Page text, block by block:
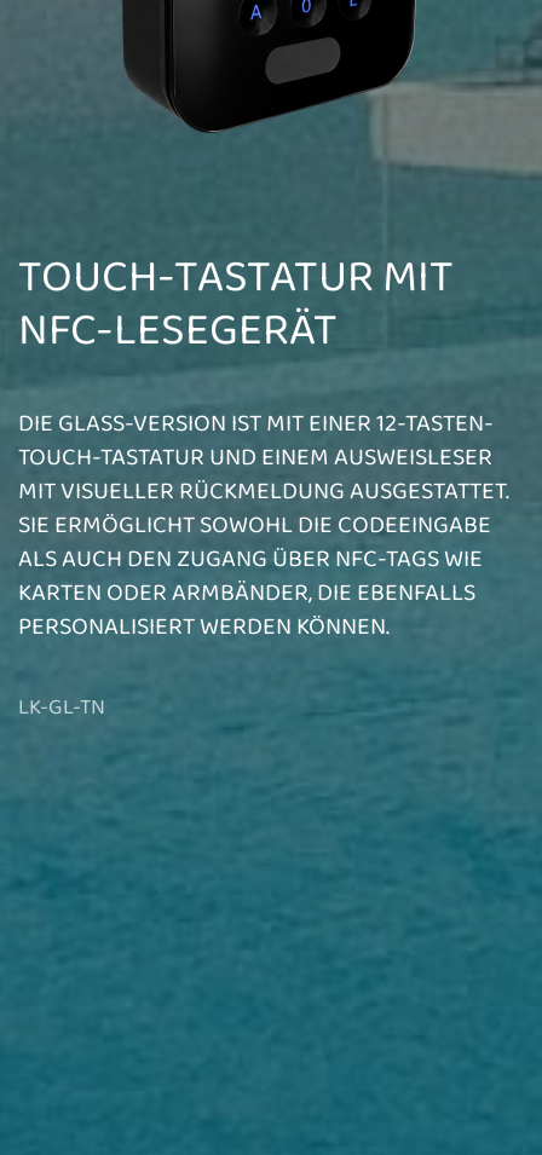
TOUCH-TASTATUR MIT
NFC-LESEGERÄT
DIE GLASS-VERSION IST MIT EINER 12-TASTEN-
TOUCH-TASTATUR UND EINEM AUSWEISLESER
MIT VISUELLER RÜCKMELDUNG AUSGESTATTET.
SIE ERMÖGLICHT SOWOHL DIE CODEEINGABE
ALS AUCH DEN ZUGANG ÜBER NFC-TAGS WIE
KARTEN ODER ARMBÄNDER, DIE EBENFALLS
PERSONALISIERT WERDEN KÖNNEN.
LK-GL-TN